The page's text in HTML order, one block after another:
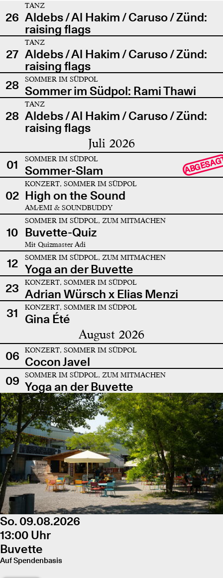
26
TANZ
Aldebs / Al Hakim / Caruso / Zünd:
raising flags
27
TANZ
Aldebs / Al Hakim / Caruso / Zünd:
raising flags
28
SOMMER IM SÜDPOL
Sommer im Südpol: Rami Thawi
28
TANZ
Aldebs / Al Hakim / Caruso / Zünd:
raising flags
Juli 2026
01 SOMMER IM SÜDPOL
Sommer-Slam
02
KONZERT, SOMMER IM SÜDPOL
High on the Sound
AMÆMI & SOUNDBUDDY
10
SOMMER IM SÜDPOL, ZUM MITMACHEN
Buvette-Quiz
Mit Quizmaster Adi
12 SOMMER IM SÜDPOL, ZUM MITMACHEN
Yoga an der Buvette
23
KONZERT, SOMMER IM SÜDPOL
Adrian Würsch x Elias Menzi
31
KONZERT, SOMMER IM SÜDPOL
Gina Été
August 2026
06 KONZERT, SOMMER IM SÜDPOL
Cocon Javel
09
SOMMER IM SÜDPOL, ZUM MITMACHEN
Yoga an der Buvette
So. 09.08.2026
13:00 Uhr
Buvette
Auf Spendenbasis